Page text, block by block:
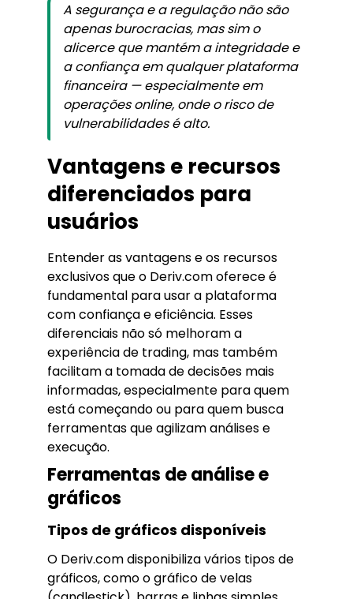
A segurança e a regulação não são
apenas burocracias, mas sim o
alicerce que mantém a integridade e
a confiança em qualquer plataforma
financeira — especialmente em
operações online, onde o risco de
vulnerabilidades é alto.
Vantagens e recursos
diferenciados para
usuários
Entender as vantagens e os recursos
exclusivos que o Deriv.com oferece é
fundamental para usar a plataforma
com confiança e eficiência. Esses
diferenciais não só melhoram a
experiência de trading, mas também
facilitam a tomada de decisões mais
informadas, especialmente para quem
está começando ou para quem busca
ferramentas que agilizam análises e
execução.
Ferramentas de análise e
gráficos
Tipos de gráficos disponíveis
O Deriv.com disponibiliza vários tipos de
gráficos, como o gráfico de velas